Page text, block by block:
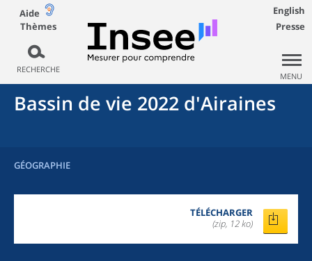
Aide
Thèmes
RECHERCHE
English
Presse
MENU
Bassin de vie 2022 d'Airaines
GÉOGRAPHIE
TÉLÉCHARGER
(zip, 12 ko)